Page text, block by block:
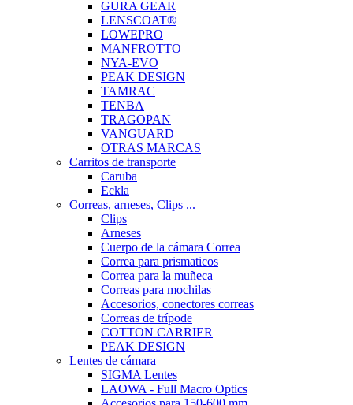
GURA GEAR
LENSCOAT®
LOWEPRO
MANFROTTO
NYA-EVO
PEAK DESIGN
TAMRAC
TENBA
TRAGOPAN
VANGUARD
OTRAS MARCAS
Carritos de transporte
Caruba
Eckla
Correas, arneses, Clips ...
Clips
Arneses
Cuerpo de la cámara Correa
Correa para prismaticos
Correa para la muñeca
Correas para mochilas
Accesorios, conectores correas
Correas de trípode
COTTON CARRIER
PEAK DESIGN
Lentes de cámara
SIGMA Lentes
LAOWA - Full Macro Optics